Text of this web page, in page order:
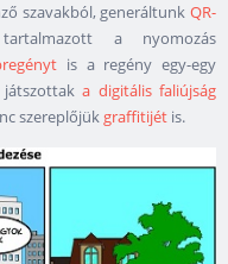
szavakból, generáltunkQR-
a nyomozás
is a regény egy-egy
játszottaka digitális faliújság
szereplőjük graffitijét is.